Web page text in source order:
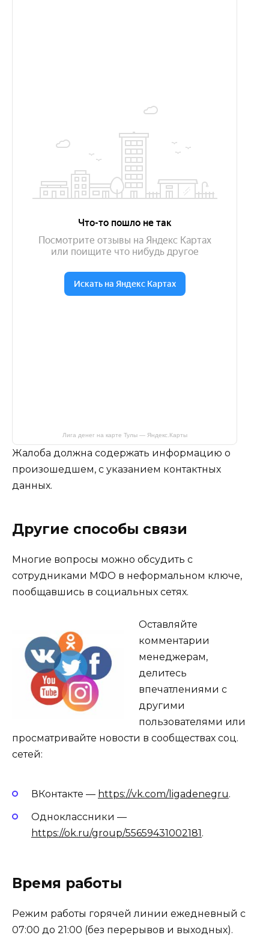
Лига денег на карте Тулы — Яндекс.Карты
Жалоба должна содержать информацию о
произошедшем, с указанием контактных
данных.
Другие способы связи
Многие вопросы можно обсудить с
сотрудниками МФО в неформальном ключе,
пообщавшись в социальных сетях.
Оставляйте
комментарии
менеджерам,
делитесь
впечатлениями с
другими
пользователями или
просматривайте новости в сообществах соц.
сетей:
ВКонтакте — https://vk.com/ligadenegru.
Одноклассники —
https://ok.ru/group/55659431002181.
Время работы
Режим работы горячей линии ежедневный с
07:00 до 21:00 (без перерывов и выходных).